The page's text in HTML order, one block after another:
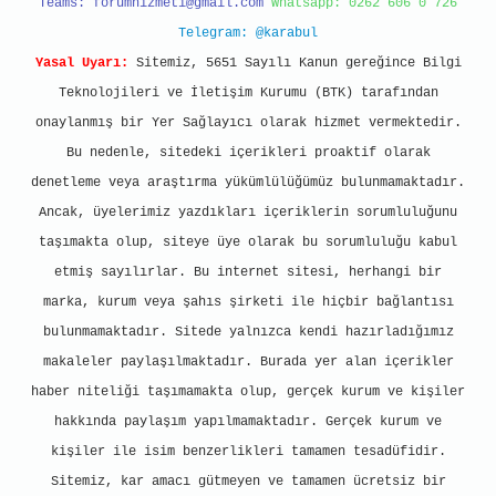
Teams: forumhizmeti@gmail.com Whatsapp: 0262 606 0 726
Telegram: @karabul
Yasal Uyarı:
Sitemiz, 5651 Sayılı Kanun gereğince Bilgi
Teknolojileri ve İletişim Kurumu (BTK) tarafından
onaylanmış bir Yer Sağlayıcı olarak hizmet vermektedir.
Bu nedenle, sitedeki içerikleri proaktif olarak
denetleme veya araştırma yükümlülüğümüz bulunmamaktadır.
Ancak, üyelerimiz yazdıkları içeriklerin sorumluluğunu
taşımakta olup, siteye üye olarak bu sorumluluğu kabul
etmiş sayılırlar. Bu internet sitesi, herhangi bir
marka, kurum veya şahıs şirketi ile hiçbir bağlantısı
bulunmamaktadır. Sitede yalnızca kendi hazırladığımız
makaleler paylaşılmaktadır. Burada yer alan içerikler
haber niteliği taşımamakta olup, gerçek kurum ve kişiler
hakkında paylaşım yapılmamaktadır. Gerçek kurum ve
kişiler ile isim benzerlikleri tamamen tesadüfidir.
Sitemiz, kar amacı gütmeyen ve tamamen ücretsiz bir